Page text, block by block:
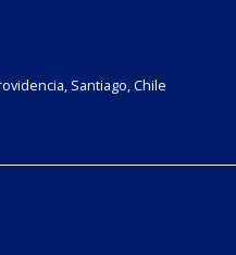
Santiago, Chile